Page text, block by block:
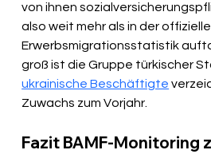
von ihnen
also weit mehr als in der
Erwerbsmigrationsstatistik
groß ist die Gruppe türkischer
ukrainische Beschäftigte
Zuwachs zum Vorjahr.
Fazit BAMF-Monitoring